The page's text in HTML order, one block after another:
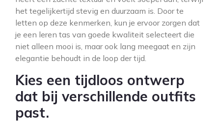
het tegelijkertijd stevig en duurzaam is. Door te
letten op deze kenmerken, kun je ervoor zorgen dat
je een leren tas van goede kwaliteit selecteert die
niet alleen mooi is, maar ook lang meegaat en zijn
elegantie behoudt in de loop der tijd.
Kies een tijdloos ontwerp
dat bij verschillende outfits
past.